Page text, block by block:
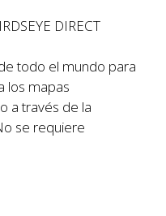
DIRECT
todo el mundo para
los mapas
a través de la
se requiere